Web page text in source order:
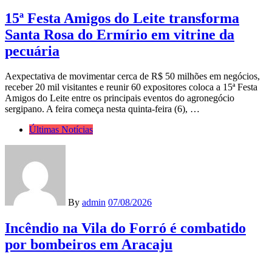
15ª Festa Amigos do Leite transforma
Santa Rosa do Ermírio em vitrine da
pecuária
Aexpectativa de movimentar cerca de R$ 50 milhões em negócios,
receber 20 mil visitantes e reunir 60 expositores coloca a 15ª Festa
Amigos do Leite entre os principais eventos do agronegócio
sergipano. A feira começa nesta quinta-feira (6), …
Últimas Notícias
By admin 07/08/2026
Incêndio na Vila do Forró é combatido
por bombeiros em Aracaju